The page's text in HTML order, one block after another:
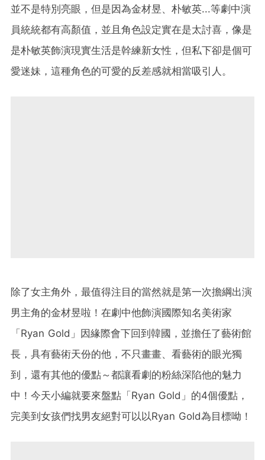
並不是特別亮眼，但是因為金材昱、朴敏英...等劇中演
員統統都有高顏值，並且角色設定實在是太討喜，像是
是朴敏英飾演現實生活是幹練新女性，但私下卻是個可
愛迷妹，這種角色的可愛的反差感就相當吸引人。
除了女主角外，最值得注目的當然就是第一次擔綱出演
男主角的金材昱啦！在劇中他飾演國際知名美術家
「Ryan Gold」因緣際會下回到韓國，並擔任了藝術館
長，具有藝術天份的他，不只畫畫、看藝術的眼光獨
到，還有其他的優點～都讓看劇的粉絲深陷他的魅力
中！今天小編就要來盤點「Ryan Gold」的4個優點，
完美到女孩們找男友絕對可以以Ryan Gold為目標呦！